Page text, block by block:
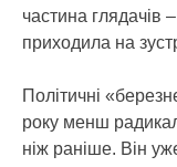
частина глядачів
приходила на
Політичні
року менш
ніж раніше. Він